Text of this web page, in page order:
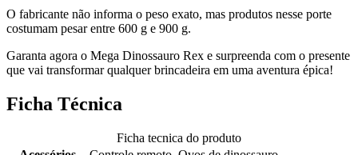
O fabricante não informa o peso exato, mas produtos nesse porte
costumam pesar entre 600 g e 900 g.
Garanta agora o Mega Dinossauro Rex e surpreenda com o presente
que vai transformar qualquer brincadeira em uma aventura épica!
Ficha Técnica
Ficha tecnica do produto